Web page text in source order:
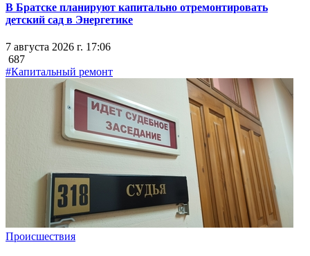
В Братске планируют капитально отремонтировать
детский сад в Энергетике
7 августа 2026 г. 17:06
687
#Капитальный ремонт
Происшествия